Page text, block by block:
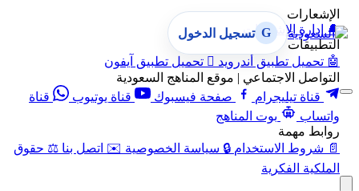
الإشعارات
🔔
إدارة الإشعارات
التطبيقات
🤖 تحميل تطبيق أندرويد  تحميل تطبيق آيفون
التواصل الاجتماعي | موقع المناهج السعودية
قناة تيليجرام
صفحة فيسبوك قناة يوتيوب
قناة
واتساب
بوت المناهج
روابط مهمة
📄 شروط الاستخدام 🔒 سياسة الخصوصية ✉️ اتصل بنا ⚖️ حقوق
الملكية الفكرية
G تسجيل الدخول